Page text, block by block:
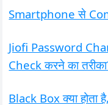
Smartphone से
Jiofi Password
Check करने का
Black Box क्या